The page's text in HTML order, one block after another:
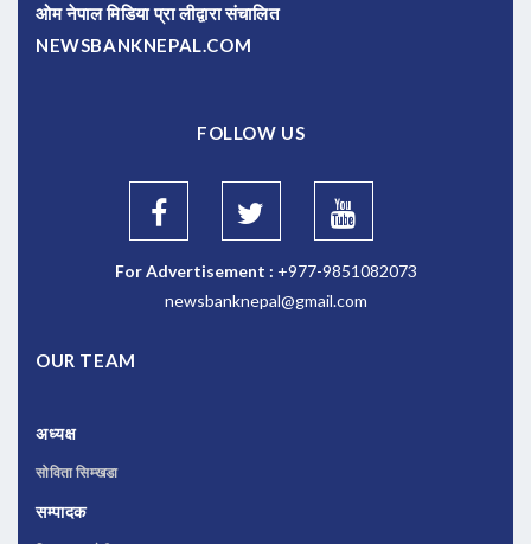
ओम नेपाल मिडिया प्रा लीद्वारा संचालित
NEWSBANKNEPAL.COM
FOLLOW US
For Advertisement : +977-9851082073
newsbanknepal@gmail.com
OUR TEAM
अध्यक्ष
सोविता सिम्खडा
सम्पादक